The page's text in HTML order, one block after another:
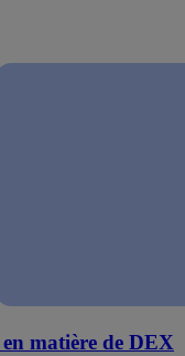
matière de DEX